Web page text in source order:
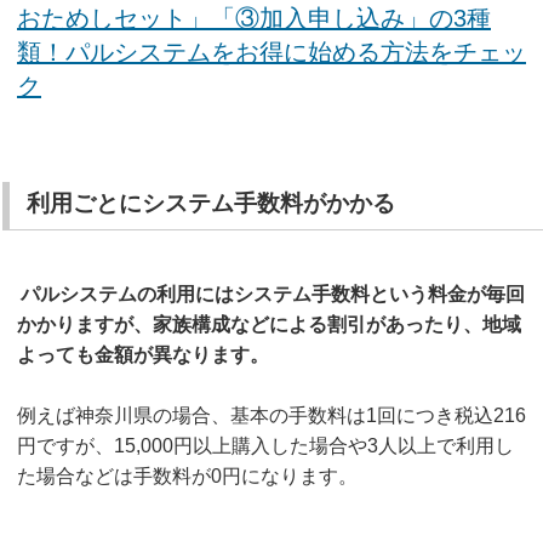
おためしセット」「③加入申し込み」の3種
類！パルシステムをお得に始める方法をチェッ
ク
利用ごとにシステム手数料がかかる
パルシステムの利用にはシステム手数料という料金が毎回
かかりますが、家族構成などによる割引があったり、地域
よっても金額が異なります。
例えば神奈川県の場合、基本の手数料は1回につき税込216
円ですが、15,000円以上購入した場合や3人以上で利用し
た場合などは手数料が0円になります。